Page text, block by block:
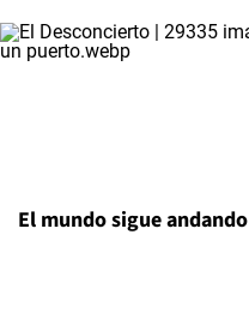
El mundo sigue andando